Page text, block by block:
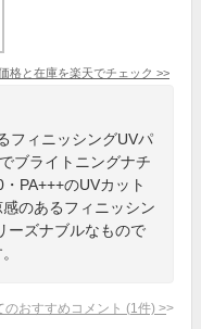
格と在庫を楽天でチェック >>
フィニッシングUVパ
ブライトニングナチ
PA+++のUVカット
のあるフィニッシン
ーズナブルなもので
のおすすめコメント (1 件) >